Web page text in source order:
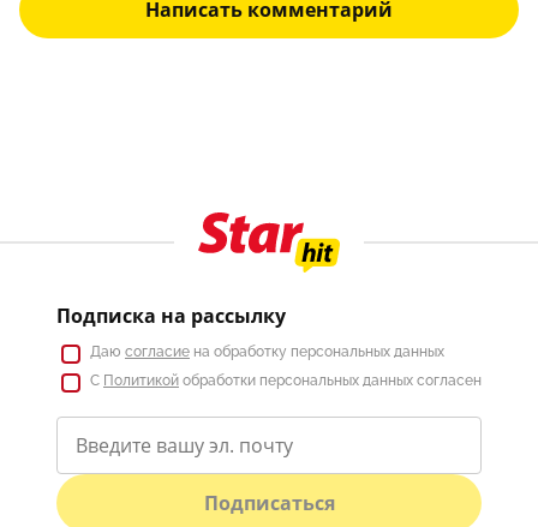
Написать комментарий
Подписка на рассылку
Даю согласие на обработку персональных данных
С Политикой обработки персональных данных согласен
Подписаться